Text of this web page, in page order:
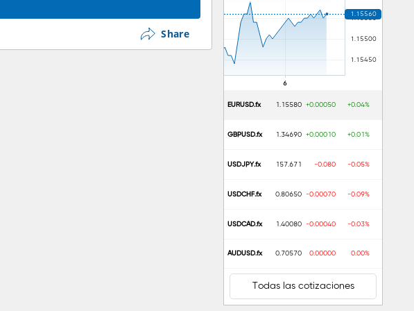
Share
EURUSD.fx 1.15580 +0.00050 +0.04%
GBPUSD.fx 1.34690 +0.00010 +0.01%
USDJPY.fx 157.671 -0.080 -0.05%
USDCHF.fx 0.80650 -0.00070 -0.09%
USDCAD.fx 1.40080 -0.00040 -0.03%
AUDUSD.fx 0.70570 0.00000 0.00%
Todas las cotizaciones